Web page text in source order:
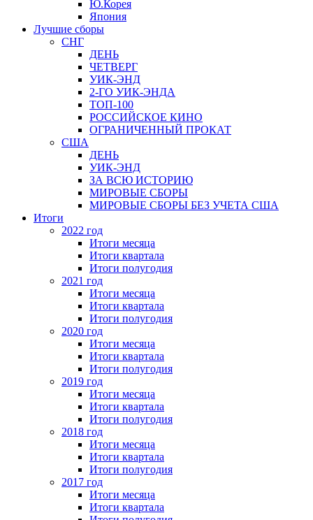
Ю.Корея
Япония
Лучшие сборы
СНГ
ДЕНЬ
ЧЕТВЕРГ
УИК-ЭНД
2-ГО УИК-ЭНДА
ТОП-100
РОССИЙСКОЕ КИНО
ОГРАНИЧЕННЫЙ ПРОКАТ
США
ДЕНЬ
УИК-ЭНД
ЗА ВСЮ ИСТОРИЮ
МИРОВЫЕ СБОРЫ
МИРОВЫЕ СБОРЫ БЕЗ УЧЕТА США
Итоги
2022 год
Итоги месяца
Итоги квартала
Итоги полугодия
2021 год
Итоги месяца
Итоги квартала
Итоги полугодия
2020 год
Итоги месяца
Итоги квартала
Итоги полугодия
2019 год
Итоги месяца
Итоги квартала
Итоги полугодия
2018 год
Итоги месяца
Итоги квартала
Итоги полугодия
2017 год
Итоги месяца
Итоги квартала